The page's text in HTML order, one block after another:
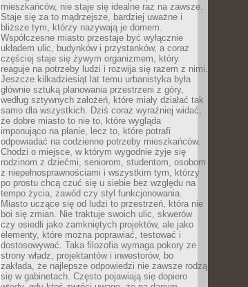
mieszkańców, nie staje się idealne raz na zawsze.
Staje się za to mądrzejsze, bardziej uważne i
bliższe tym, którzy nazywają je domem.
Współczesne miasto przestaje być wyłącznie
układem ulic, budynków i przystanków, a coraz
częściej staje się żywym organizmem, który
reaguje na potrzeby ludzi i rozwija się razem z nimi.
Jeszcze kilkadziesiąt lat temu urbanistyka była
głównie sztuką planowania przestrzeni z góry,
według sztywnych założeń, które miały działać tak
samo dla wszystkich. Dziś coraz wyraźniej widać,
że dobre miasto to nie to, które wygląda
imponująco na planie, lecz to, które potrafi
odpowiadać na codzienne potrzeby mieszkańców.
Chodzi o miejsce, w którym wygodnie żyje się
rodzinom z dziećmi, seniorom, studentom, osobom
z niepełnosprawnościami i wszystkim tym, którzy
po prostu chcą czuć się u siebie bez względu na
tempo życia, zawód czy styl funkcjonowania.
Miasto uczące się od ludzi to przestrzeń, która nie
boi się zmian. Nie traktuje swoich ulic, skwerów
czy osiedli jako zamkniętych projektów, ale jako
elementy, które można poprawiać, testować i
dostosowywać. Taka filozofia wymaga pokory ze
strony władz, projektantów i inwestorów, bo
zakłada, że najlepsze odpowiedzi nie zawsze rodzą
się w gabinetach. Często pojawiają się dopiero